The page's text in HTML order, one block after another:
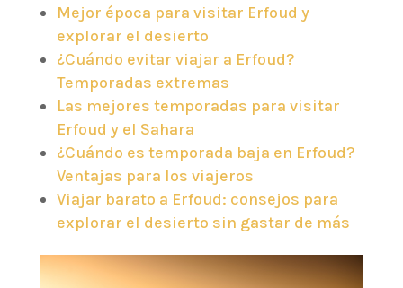
Mejor época para visitar Erfoud y
explorar el desierto
¿Cuándo evitar viajar a Erfoud?
Temporadas extremas
Las mejores temporadas para visitar
Erfoud y el Sahara
¿Cuándo es temporada baja en Erfoud?
Ventajas para los viajeros
Viajar barato a Erfoud: consejos para
explorar el desierto sin gastar de más